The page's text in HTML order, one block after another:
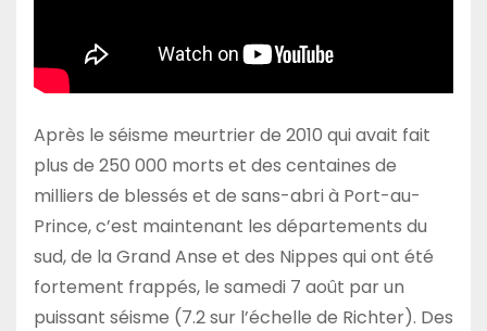
Après le séisme meurtrier de 2010 qui avait fait
plus de 250 000 morts et des centaines de
milliers de blessés et de sans-abri à Port-au-
Prince, c’est maintenant les départements du
sud, de la Grand Anse et des Nippes qui ont été
fortement frappés, le samedi 7 août par un
puissant séisme (7.2 sur l’échelle de Richter). Des